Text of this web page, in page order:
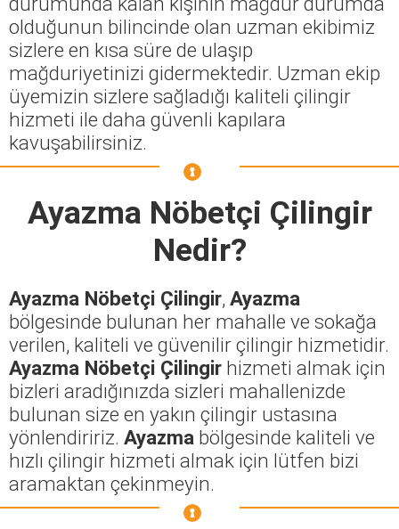
olduğunun bilincinde olan uzman ekibimiz
sizlere en kısa süre de ulaşıp
mağduriyetinizi gidermektedir. Uzman ekip
üyemizin sizlere sağladığı kaliteli çilingir
hizmeti ile daha güvenli kapılara
kavuşabilirsiniz.
Ayazma Nöbetçi Çilingir
Nedir?
Ayazma Nöbetçi Çilingir, Ayazma
bölgesinde bulunan her mahalle ve sokağa
verilen, kaliteli ve güvenilir çilingir hizmetidir.
Ayazma Nöbetçi Çilingir hizmeti almak için
bizleri aradığınızda sizleri mahallenizde
bulunan size en yakın çilingir ustasına
yönlendiririz. Ayazma bölgesinde kaliteli ve
hızlı çilingir hizmeti almak için lütfen bizi
aramaktan çekinmeyin.